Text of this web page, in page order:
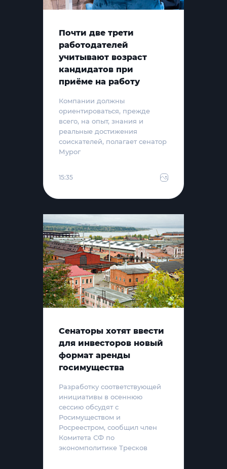
Почти две трети
работодателей
учитывают возраст
кандидатов при
приёме на работу
Компании должны
ориентироваться, прежде
всего, на опыт, знания и
реальные достижения
соискателей, полагает сенатор
Мурог
15:35
Сенаторы хотят ввести
для инвесторов новый
формат аренды
госимущества
Разработку соответствующей
инициативы в осеннюю
сессию обсудят с
Росимуществом и
Росреестром, сообщил член
Комитета СФ по
экономполитике Тресков